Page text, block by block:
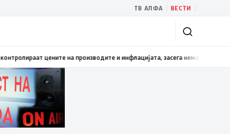
ТВ АЛФА ВЕСТИ
цените на производите и инфлацијата, засега нема нови економски